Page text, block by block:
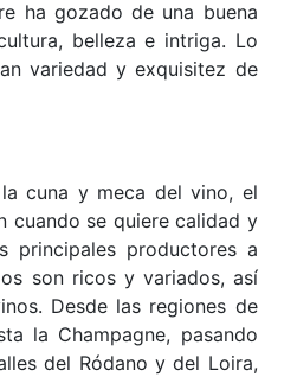
ha gozado de una buena
belleza e intriga. Lo
variedad y exquisitez de
cuna y meca del vino, el
cuando se quiere calidad y
principales productores a
son ricos y variados, así
Desde las regiones de
la Champagne, pasando
del Ródano y del Loira,